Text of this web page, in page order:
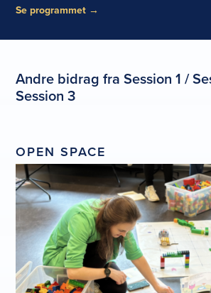
Se programmet →
Andre bidrag fra Session 1 /
Session 3
OPEN SPACE